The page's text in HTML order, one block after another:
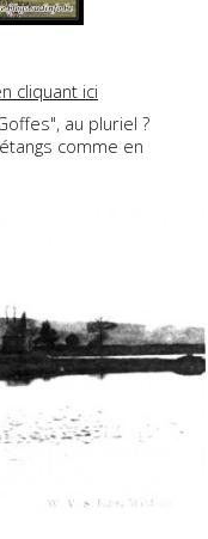
cliquant ici
au pluriel ?
comme en